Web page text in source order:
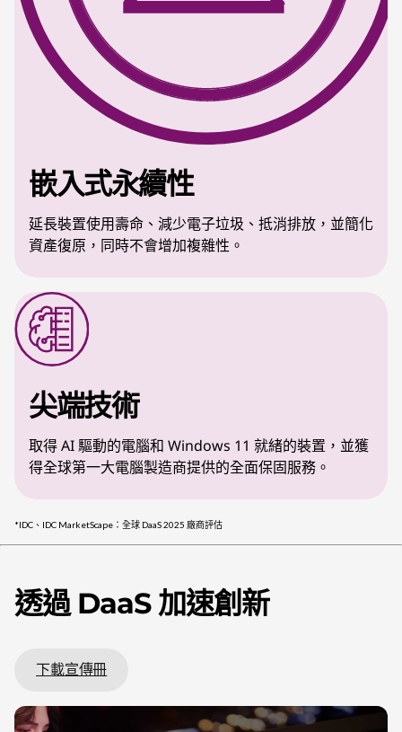
嵌入式永續性
延長裝置使用壽命、減少電子垃圾、抵消排放，並簡化
資產復原，同時不會增加複雜性。
尖端技術
取得 AI 驅動的電腦和 Windows 11 就緒的裝置，並獲
得全球第一大電腦製造商提供的全面保固服務。
*IDC、IDC MarketScape：全球 DaaS 2025 廠商評估
透過 DaaS 加速創新
下載宣傳冊